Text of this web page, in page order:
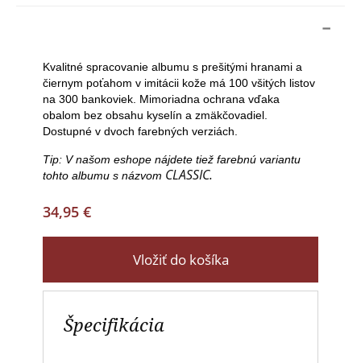
Kvalitné spracovanie albumu s prešitými hranami a
čiernym poťahom v imitácii kože má 100 všitých listov
na 300 bankoviek. Mimoriadna ochrana vďaka
obalom bez obsahu kyselín a zmäkčovadiel.
Dostupné v dvoch farebných verziách.
Tip: V našom eshope nájdete tiež farebnú variantu
tohto albumu s názvom CLASSIC.
34,95 €
Vložiť do košíka
Špecifikácia